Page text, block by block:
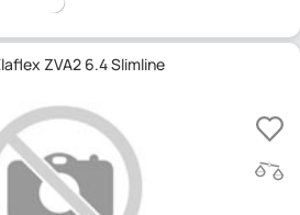
ZVA2 6.4 Slimline